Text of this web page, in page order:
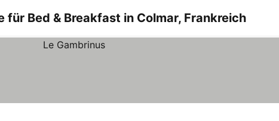
für Bed & Breakfast in Colmar, Frankreich